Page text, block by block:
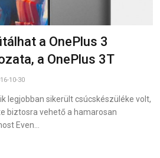
a OnePlus 3
a OnePlus 3T
10-30
legjobban sikerült csúcskészüléke volt,
biztosra vehető a hamarosan
Even…